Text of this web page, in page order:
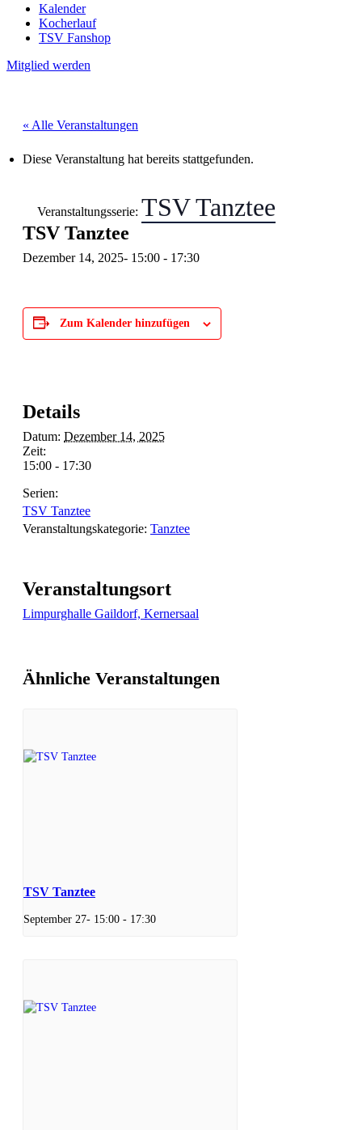
Kalender
Kocherlauf
TSV Fanshop
Mitglied werden
« Alle Veranstaltungen
Diese Veranstaltung hat bereits stattgefunden.
Veranstaltungsserie: TSV Tanztee
TSV Tanztee
Dezember 14, 2025- 15:00 - 17:30
Zum Kalender hinzufügen
Details
Datum: Dezember 14, 2025
Zeit:
15:00 - 17:30
Serien:
TSV Tanztee
Veranstaltungskategorie: Tanztee
Veranstaltungsort
Limpurghalle Gaildorf, Kernersaal
Ähnliche Veranstaltungen
TSV Tanztee
September 27- 15:00 - 17:30